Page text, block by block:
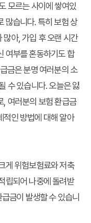
모르는 사이에 쌓여있
많습니다. 특히 보험 상
많아, 가입 후 오랜 시간
여부를 혼동하기도 합
금은 분명 여러분의 소
수 있습니다. 오늘은 잃
, 여러분의 보험 환급금
적인 방법에 대해 알아
게 위험보험료와 저축
립되어 나중에 돌려받
급금이 발생할 수 있습니